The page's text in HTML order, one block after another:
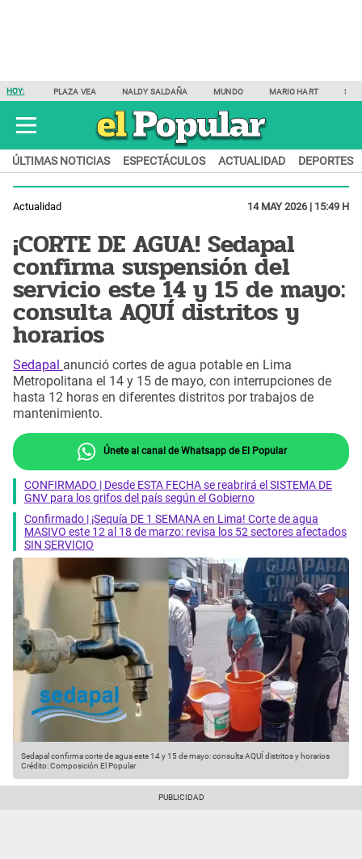
HOY: PLAZA VEA NALDY SALDAÑA MUNDO MARIO HART
ÚLTIMAS NOTICIAS ESPECTÁCULOS ACTUALIDAD DEPORTES
Actualidad 14 MAY 2026 | 15:49 H
¡CORTE DE AGUA! Sedapal
confirma suspensión del
servicio este 14 y 15 de mayo:
consulta AQUÍ distritos y
horarios
Sedapal anunció cortes de agua potable en Lima
Metropolitana el 14 y 15 de mayo, con interrupciones de
hasta 12 horas en diferentes distritos por trabajos de
mantenimiento.
Únete al canal de Whatsapp de El Popular
CONFIRMADO | Desde ESTA FECHA se reabrirá el SISTEMA DE
GNV para los grifos del país según el Gobierno
Confirmado | ¡Sequía DE 1 SEMANA en Lima! Corte de agua
MASIVO este 12 al 18 de marzo: revisa los 52 sectores afectados
SIN SERVICIO
Sedapal confirma corte de agua este 14 y 15 de mayo: consulta AQUÍ distritos y horarios
Crédito: Composición El Popular